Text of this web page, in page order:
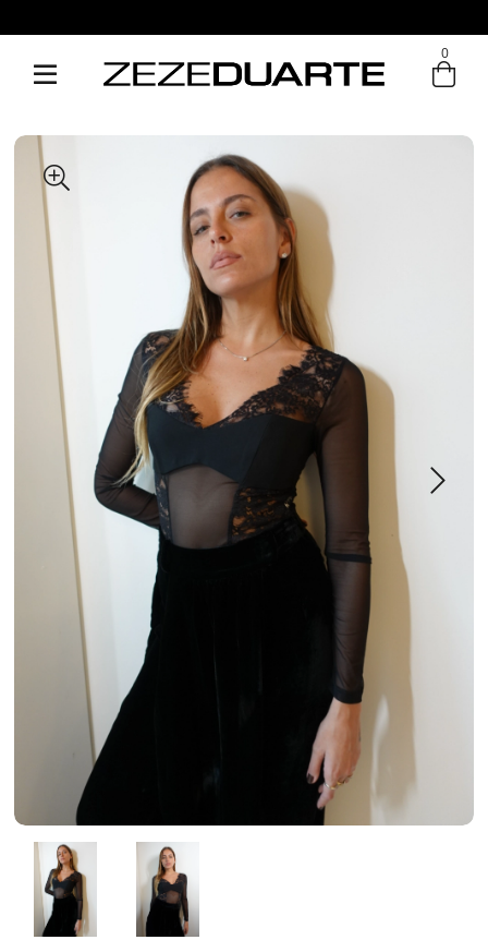
Entre com email ou cpf/cnpj
0